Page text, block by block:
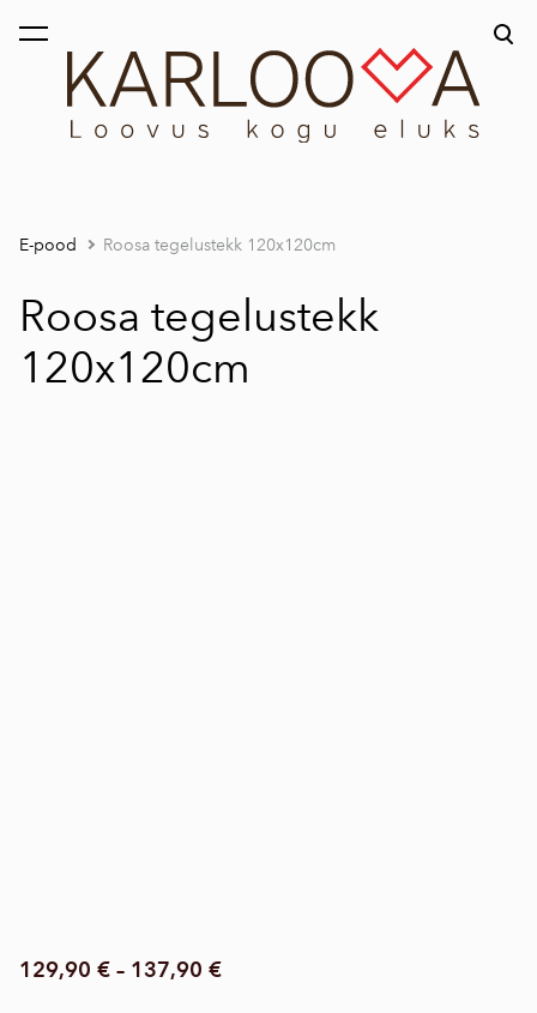
lisati ostukorvi.
E-pood Roosa tegelustekk 120x120cm
Roosa tegelustekk
120x120cm
129,90 € – 137,90 €